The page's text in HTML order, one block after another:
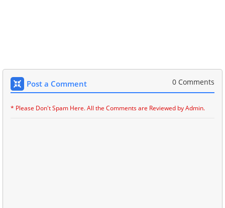
Post a Comment 0 Comments
* Please Don't Spam Here. All the Comments are Reviewed by Admin.